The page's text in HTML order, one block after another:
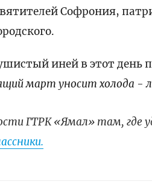
Софрония,
иней в этот день
март уносит холода -
ГТРК «Ямал» там, где